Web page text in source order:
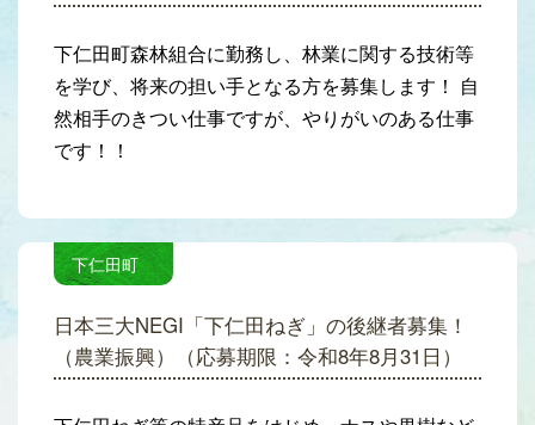
下仁田町森林組合に勤務し、林業に関する技術等
を学び、将来の担い手となる方を募集します！ 自
然相手のきつい仕事ですが、やりがいのある仕事
です！！
下仁田町
日本三大NEGI「下仁田ねぎ」の後継者募集！
（農業振興）（応募期限：令和8年8月31日）